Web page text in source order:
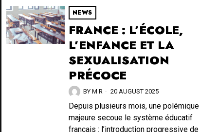
NEWS
FRANCE : L’ÉCOLE,
L’ENFANCE ET LA
SEXUALISATION
PRÉCOCE
BY M R 20 AUGUST 2025
Depuis plusieurs mois, une polémique
majeure secoue le système éducatif
français : l’introduction progressive de